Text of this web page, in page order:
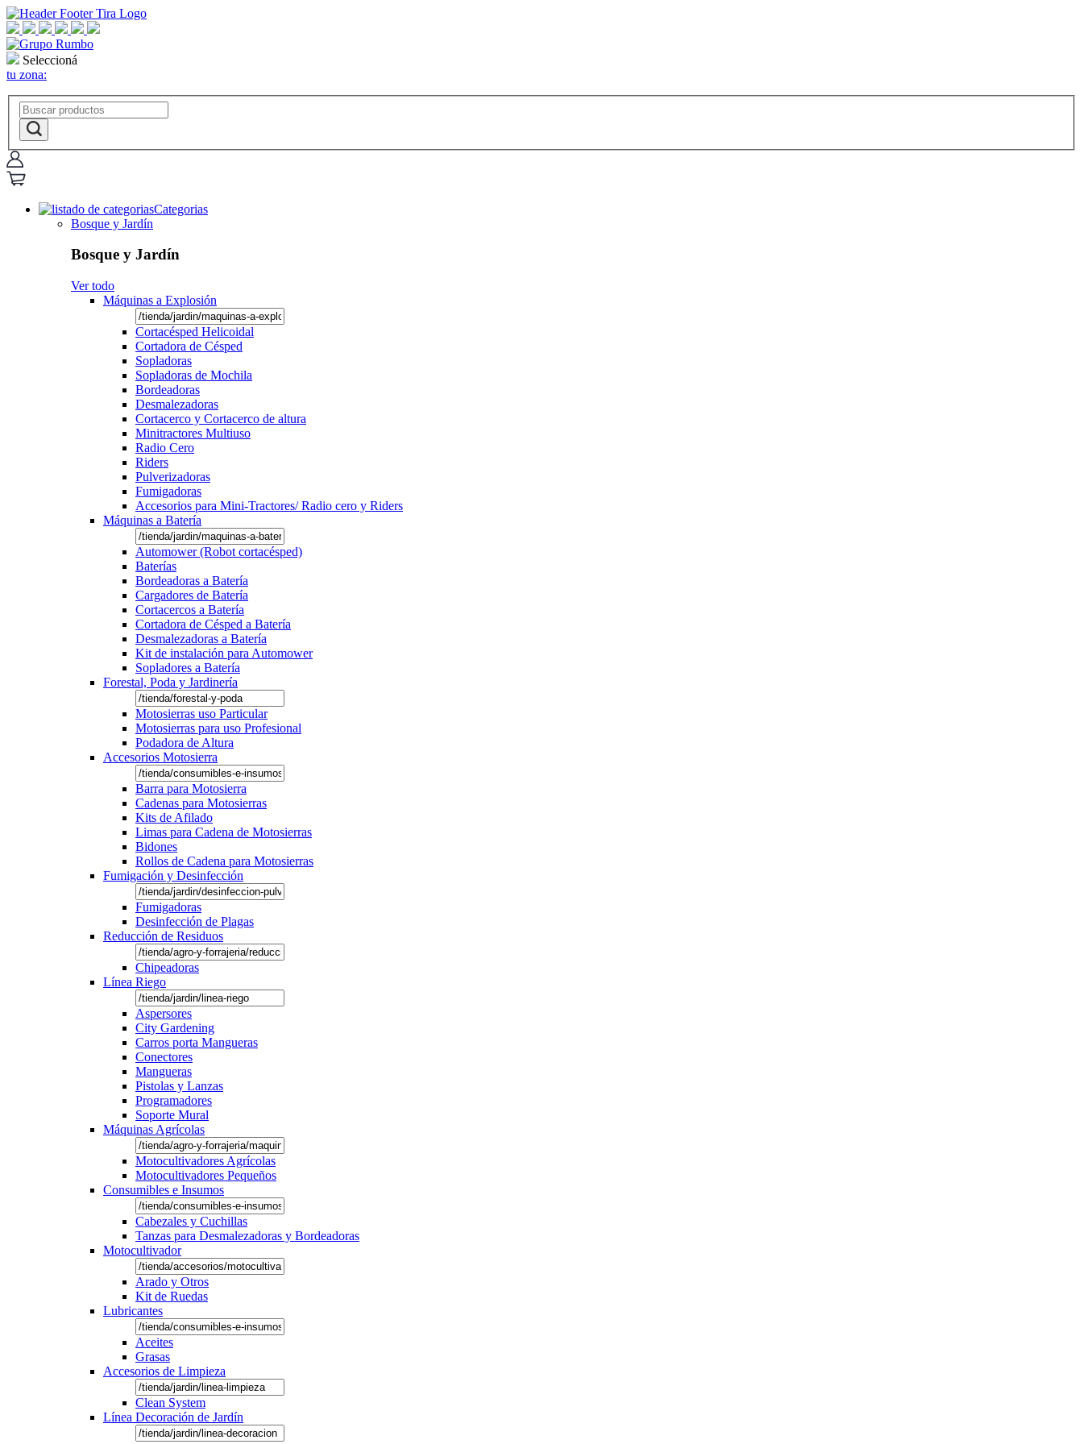
Seleccioná
tu zona:
Categorias
Bosque y Jardín
Bosque y Jardín
Ver todo
Máquinas a Explosión
Cortacésped Helicoidal
Cortadora de Césped
Sopladoras
Sopladoras de Mochila
Bordeadoras
Desmalezadoras
Cortacerco y Cortacerco de altura
Minitractores Multiuso
Radio Cero
Riders
Pulverizadoras
Fumigadoras
Accesorios para Mini-Tractores/ Radio cero y Riders
Máquinas a Batería
Automower (Robot cortacésped)
Baterías
Bordeadoras a Batería
Cargadores de Batería
Cortacercos a Batería
Cortadora de Césped a Batería
Desmalezadoras a Batería
Kit de instalación para Automower
Sopladores a Batería
Forestal, Poda y Jardinería
Motosierras uso Particular
Motosierras para uso Profesional
Podadora de Altura
Accesorios Motosierra
Barra para Motosierra
Cadenas para Motosierras
Kits de Afilado
Limas para Cadena de Motosierras
Bidones
Rollos de Cadena para Motosierras
Fumigación y Desinfección
Fumigadoras
Desinfección de Plagas
Reducción de Residuos
Chipeadoras
Línea Riego
Aspersores
City Gardening
Carros porta Mangueras
Conectores
Mangueras
Pistolas y Lanzas
Programadores
Soporte Mural
Máquinas Agrícolas
Motocultivadores Agrícolas
Motocultivadores Pequeños
Consumibles e Insumos
Cabezales y Cuchillas
Tanzas para Desmalezadoras y Bordeadoras
Motocultivador
Arado y Otros
Kit de Ruedas
Lubricantes
Aceites
Grasas
Accesorios de Limpieza
Clean System
Línea Decoración de Jardín